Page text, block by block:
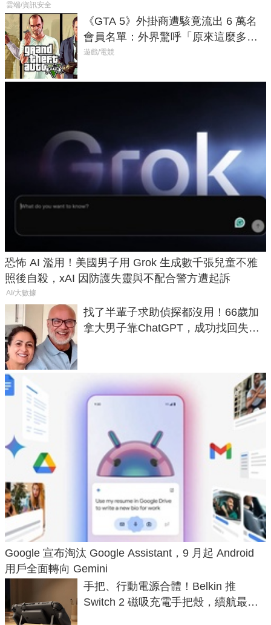
雲端/資訊安全
《GTA 5》外掛商遭駭竟流出 6 萬名
會員名單：外界驚呼「原來這麼多人
在開掛！」
遊戲/電競
恐怖 AI 濫用！美國男子用 Grok 生成數千張兒童不雅
照後自殺，xAI 因防護失靈與不配合警方遭起訴
AI/大數據
找了半輩子求助偵探都沒用！66歲加
拿大男子靠ChatGPT，成功找回失散
Google 宣布淘汰 Google Assistant，9 月起 Android
用戶全面轉向 Gemini
手把、行動電源合體！Belkin 推
Switch 2 磁吸充電手把殼，續航最高